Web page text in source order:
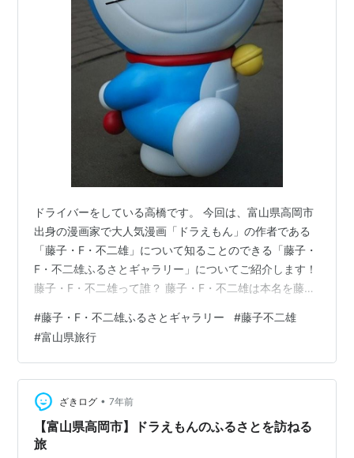
ドライバーをしている高橋です。 今回は、富山県高岡市
出身の漫画家で大人気漫画「ドラえもん」の作者である
「藤子・F・不二雄」について知ることのできる「藤子・
F・不二雄ふるさとギャラリー」についてご紹介します！
藤子・F・不二雄って誰？ 藤子・F・不二雄は本名を藤本
入生であった安孫子素雄（ペンネーム：藤子不二雄A）と
ともに「藤子不二雄」の共同ペンネームでコンビを組
み、「オバケのQ太郎」や「ドラえもん」などの漫画を生
み出した漫画家です。 作風の乖離などから「藤子不二
雄」のコンビを解消したあとは、「藤子・F・不二雄」の
名で「ドラえもん」を中心に数々…
#藤子・F・不二雄ふるさとギャラリー #藤子不二雄
#富山県旅行
ざきログ • 7年前
【富山県高岡市】ドラえもんのふるさとを訪ねる
旅